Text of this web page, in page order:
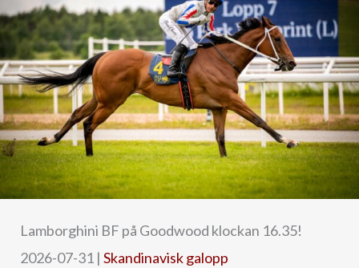
Lamborghini BF på Goodwood klockan 16.35!
2026-07-31 | Skandinavisk galopp